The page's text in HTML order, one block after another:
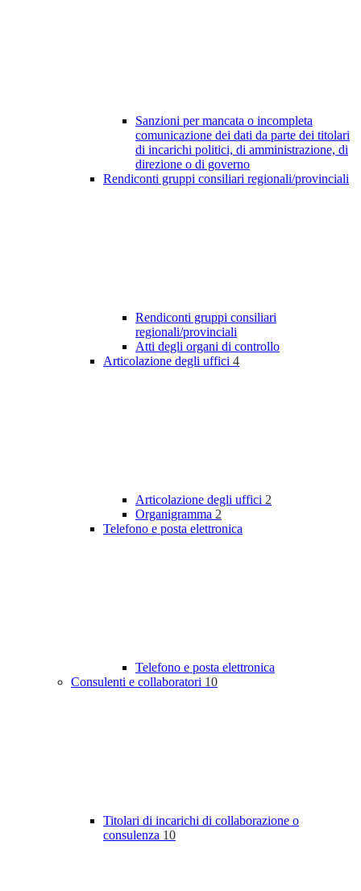
Sanzioni per mancata o incompleta
comunicazione dei dati da parte dei titolari
di incarichi politici, di amministrazione, di
direzione o di governo
Rendiconti gruppi consiliari regionali/provinciali
Rendiconti gruppi consiliari
regionali/provinciali
Atti degli organi di controllo
Articolazione degli uffici 4
Articolazione degli uffici 2
Organigramma 2
Telefono e posta elettronica
Telefono e posta elettronica
Consulenti e collaboratori 10
Titolari di incarichi di collaborazione o
consulenza 10